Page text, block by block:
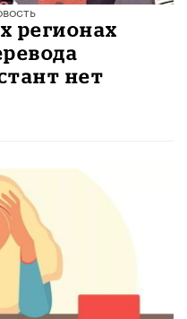
регионах
нет